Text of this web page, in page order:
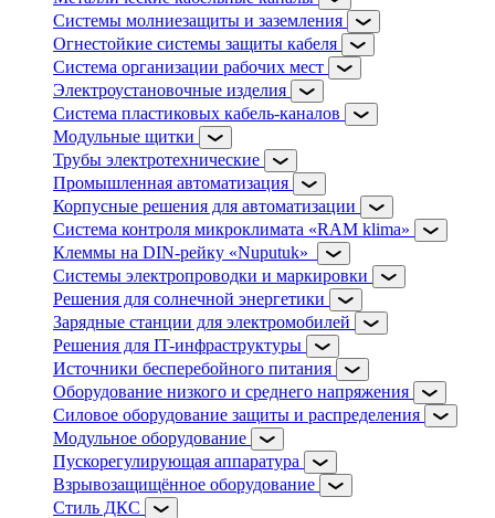
Системы молниезащиты и заземления
Огнестойкие системы защиты кабеля
Система организации рабочих мест
Электроустановочные изделия
Система пластиковых кабель-каналов
Модульные щитки
Трубы электротехнические
Промышленная автоматизация
Корпусные решения для автоматизации
Система контроля микроклимата «RAM klima»
Клеммы на DIN-рейку «Nuputuk»
Системы электропроводки и маркировки
Решения для солнечной энергетики
Зарядные станции для электромобилей
Решения для IT-инфраструктуры
Источники бесперебойного питания
Оборудование низкого и среднего напряжения
Силовое оборудование защиты и распределения
Модульное оборудование
Пускорегулирующая аппаратура
Взрывозащищённое оборудование
Стиль ДКС